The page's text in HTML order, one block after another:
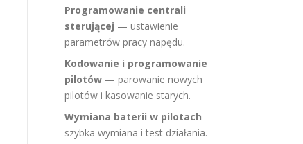
Programowanie centrali
sterującej — ustawienie
parametrów pracy napędu.
Kodowanie i programowanie
pilotów — parowanie nowych
pilotów i kasowanie starych.
Wymiana baterii w pilotach —
szybka wymiana i test działania.